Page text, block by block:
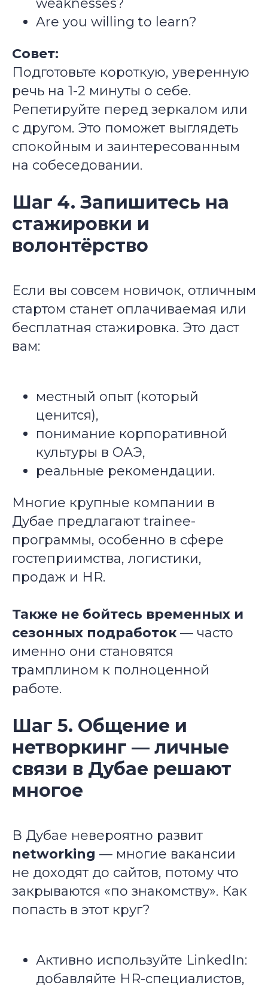
Are you willing to learn?
Совет:
Подготовьте короткую, уверенную
речь на 1-2 минуты о себе.
Репетируйте перед зеркалом или
с другом. Это поможет выглядеть
спокойным и заинтересованным
на собеседовании.
Шаг 4. Запишитесь на
стажировки и
волонтёрство
Если вы совсем новичок, отличным
стартом станет оплачиваемая или
бесплатная стажировка. Это даст
вам:
местный опыт (который
ценится),
понимание корпоративной
культуры в ОАЭ,
реальные рекомендации.
Многие крупные компании в
Дубае предлагают trainee-
программы, особенно в сфере
гостеприимства, логистики,
продаж и HR.
Также не бойтесь временных и
сезонных подработок — часто
именно они становятся
трамплином к полноценной
работе.
Шаг 5. Общение и
нетворкинг — личные
связи в Дубае решают
многое
В Дубае невероятно развит
networking — многие вакансии
не доходят до сайтов, потому что
закрываются «по знакомству». Как
попасть в этот круг?
Активно используйте LinkedIn:
добавляйте HR-специалистов,